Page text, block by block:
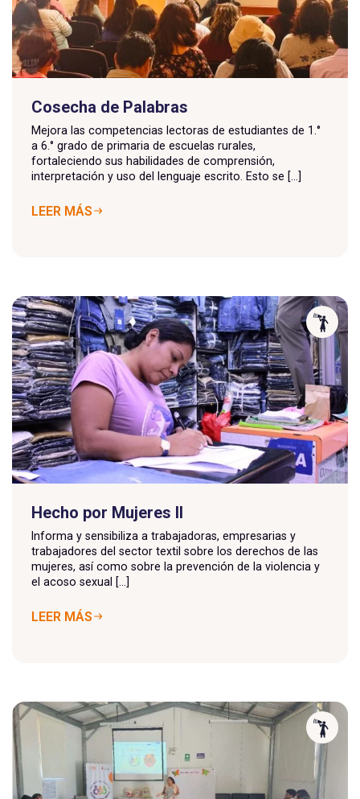
Cosecha de Palabras
Mejora las competencias lectoras de estudiantes de 1.°
a 6.° grado de primaria de escuelas rurales,
fortaleciendo sus habilidades de comprensión,
interpretación y uso del lenguaje escrito. Esto se [...]
LEER MÁS
Hecho por Mujeres II
Informa y sensibiliza a trabajadoras, empresarias y
trabajadores del sector textil sobre los derechos de las
mujeres, así como sobre la prevención de la violencia y
el acoso sexual [...]
LEER MÁS